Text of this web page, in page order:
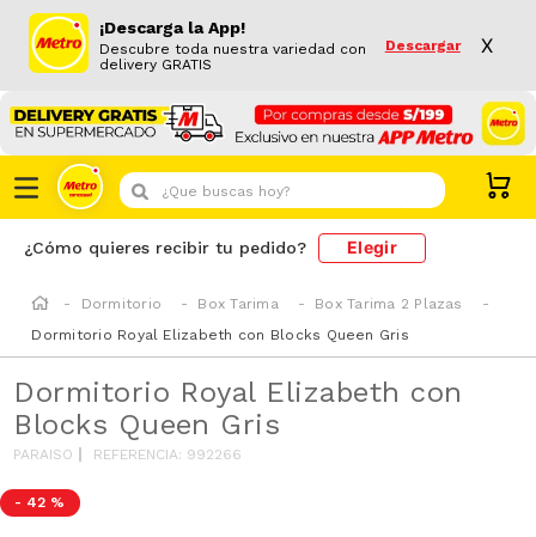
¡Descarga la App!
Descubre toda nuestra variedad con
delivery GRATIS
Descargar X
¿Que buscas hoy?
¿Cómo quieres recibir tu pedido? Elegir
Dormitorio Box Tarima
Box Tarima 2 Plazas
Dormitorio Royal Elizabeth con Blocks Queen Gris
Dormitorio Royal Elizabeth con
Blocks Queen Gris
PARAISO REFERENCIA: 992266
- 42 %